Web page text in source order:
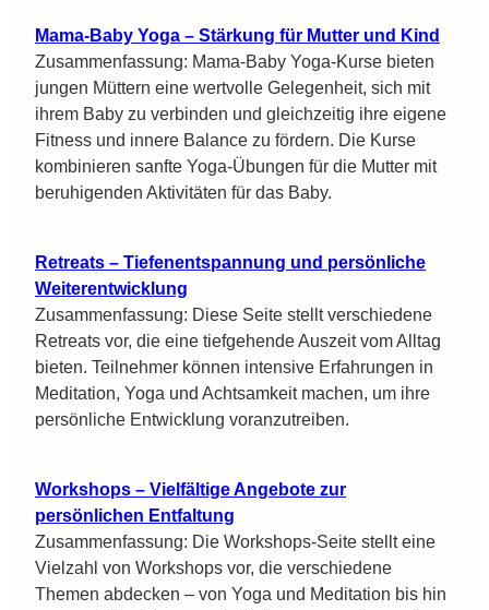
Mama-Baby Yoga – Stärkung für Mutter und Kind
Zusammenfassung: Mama-Baby Yoga-Kurse bieten
jungen Müttern eine wertvolle Gelegenheit, sich mit
ihrem Baby zu verbinden und gleichzeitig ihre eigene
Fitness und innere Balance zu fördern. Die Kurse
kombinieren sanfte Yoga-Übungen für die Mutter mit
beruhigenden Aktivitäten für das Baby.
Retreats – Tiefenentspannung und persönliche
Weiterentwicklung
Zusammenfassung: Diese Seite stellt verschiedene
Retreats vor, die eine tiefgehende Auszeit vom Alltag
bieten. Teilnehmer können intensive Erfahrungen in
Meditation, Yoga und Achtsamkeit machen, um ihre
persönliche Entwicklung voranzutreiben.
Workshops – Vielfältige Angebote zur
persönlichen Entfaltung
Zusammenfassung: Die Workshops-Seite stellt eine
Vielzahl von Workshops vor, die verschiedene
Themen abdecken – von Yoga und Meditation bis hin